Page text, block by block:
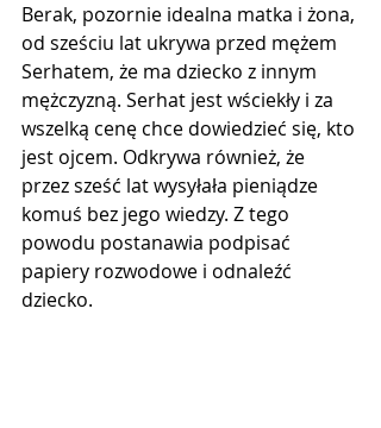
Berak, pozornie idealna matka i żona,
od sześciu lat ukrywa przed mężem
Serhatem, że ma dziecko z innym
mężczyzną. Serhat jest wściekły i za
wszelką cenę chce dowiedzieć się, kto
jest ojcem. Odkrywa również, że
przez sześć lat wysyłała pieniądze
komuś bez jego wiedzy. Z tego
powodu postanawia podpisać
papiery rozwodowe i odnaleźć
dziecko.